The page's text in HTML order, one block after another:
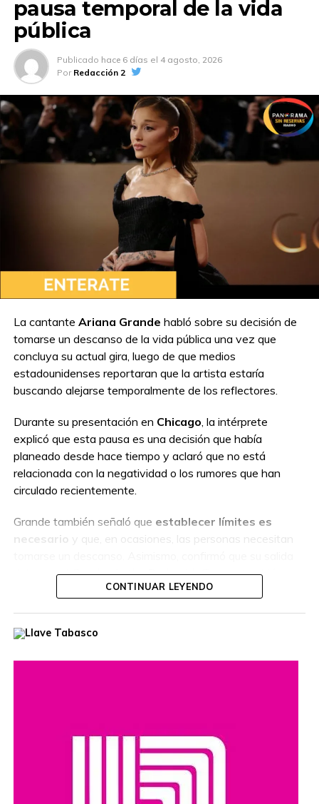
pausa temporal de la vida
pública
Publicado hace 6 días el 4 agosto, 2026
Por Redacción 2
La cantante Ariana Grande habló sobre su decisión de
tomarse un descanso de la vida pública una vez que
concluya su actual gira, luego de que medios
estadounidenses reportaran que la artista estaría
buscando alejarse temporalmente de los reflectores.
Durante su presentación en Chicago, la intérprete
explicó que esta pausa es una decisión que había
planeado desde hace tiempo y aclaró que no está
relacionada con la negatividad o los rumores que han
circulado recientemente.
Grande también señaló que establecer límites es
necesario y que, en ocasiones, las personas necesitan
del musicalSunday in the Park with Georgetambién
había sido prevista con anticipación.
confirmó que continuará con su gira hasta el final. Su
CONTINUAR LEYENDO